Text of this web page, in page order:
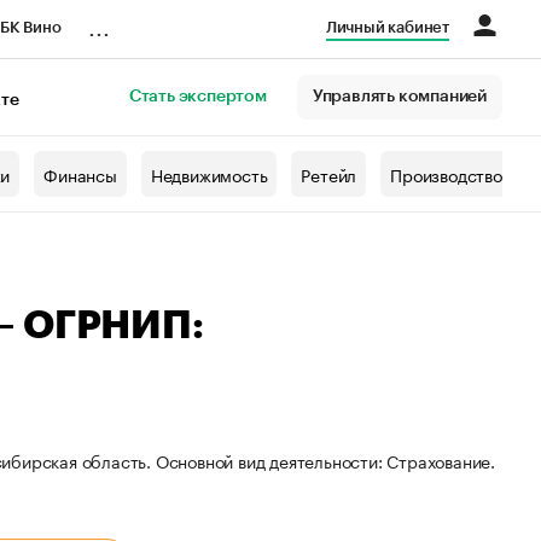
Вино Личный кабинет
Стать экспертом Управлять компанией
Финансы Недвижимость Ретейл Производство
ОГРНИП:
область. Основной вид деятельности: Страхование.